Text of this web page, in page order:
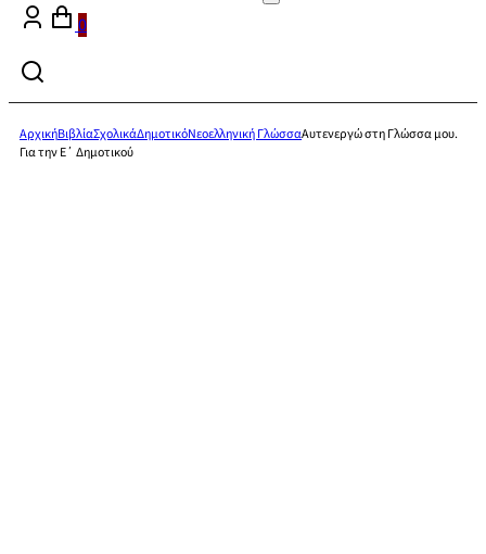
0
ΑρχικήΒιβλίαΣχολικάΔημοτικόΝεοελληνική ΓλώσσαΑυτενεργώ στη Γλώσσα μου.
Για την Ε΄ Δημοτικού